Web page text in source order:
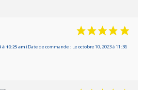
10:25 am (Date de commande : Le octobre 10, 2023 à 11:36